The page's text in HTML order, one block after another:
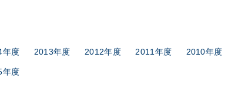
年度 2013年度 2012年度 2011年度 2010年度
年度